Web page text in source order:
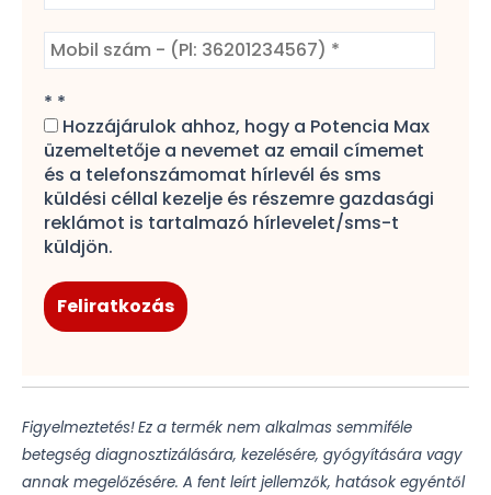
* *
Hozzájárulok ahhoz, hogy a Potencia Max
üzemeltetője a nevemet az email címemet
és a telefonszámomat hírlevél és sms
küldési céllal kezelje és részemre gazdasági
reklámot is tartalmazó hírlevelet/sms-t
küldjön.
Figyelmeztetés!Ez a termék nem alkalmas semmiféle
betegség diagnosztizálására, kezelésére, gyógyítására vagy
annak megelőzésére. A fent leírt jellemzők, hatások egyéntől